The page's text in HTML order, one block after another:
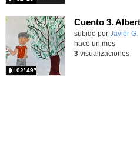
Contenido educativo.
subido por Javier G.
02′ 49″
hace un mes
3visualizaciones